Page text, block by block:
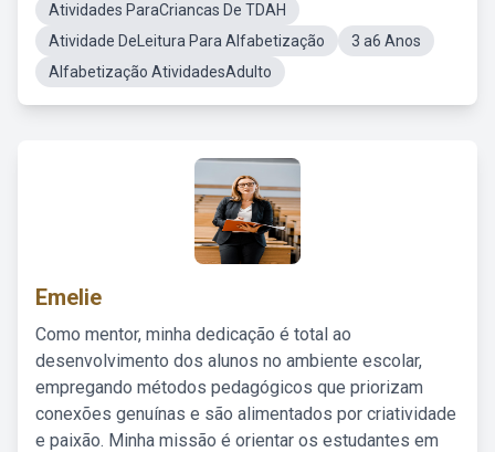
Atividades ParaCriancas De TDAH
Atividade DeLeitura Para Alfabetização
3 a6 Anos
Alfabetização AtividadesAdulto
Emelie
Como mentor, minha dedicação é total ao
desenvolvimento dos alunos no ambiente escolar,
empregando métodos pedagógicos que priorizam
conexões genuínas e são alimentados por criatividade
e paixão. Minha missão é orientar os estudantes em